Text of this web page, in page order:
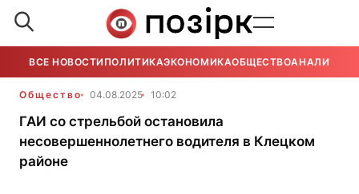
ВСЕ НОВОСТИ ПОЛИТИКАЭКОНОМИКАОБЩЕСТВОАНАЛИТИКА
Общество 04.08.2025 10:02
ГАИ со стрельбой остановила
несовершеннолетнего водителя в Клецком
районе